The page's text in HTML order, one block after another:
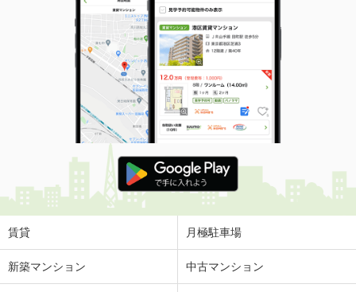
東京都江東区亀戸２丁目
価 格
10.70万円
住 所
東京都江東区亀戸２丁目
専有面積 25.92m²
間取り
1DK
東京都北区田端新町３丁目
価 格
9.50万円
住 所
東京都北区田端新町３丁目
専有面積
東京都世田谷区弦巻２丁目
賃貸 月極駐車場
新築マンション 中古マンション